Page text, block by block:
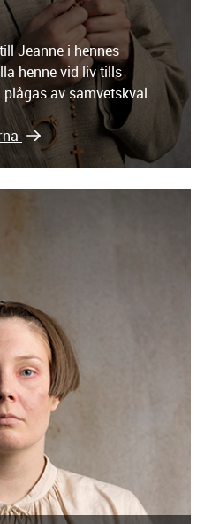
Jeanne i hennes
henne vid liv tills
av samvetskval.